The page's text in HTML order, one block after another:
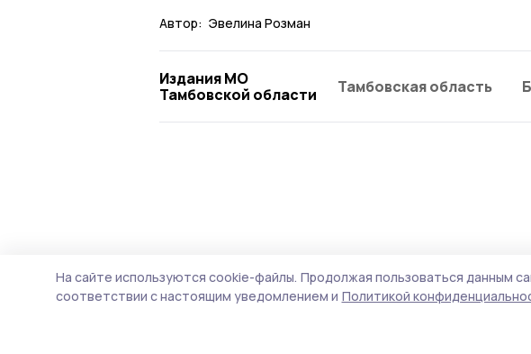
Автор: Эвелина Розман
Издания МО
Тамбовской области
Тамбовская область
На сайте используются cookie-файлы. Продолжая пользоваться данным
соответствии с настоящим уведомлением и Политикой